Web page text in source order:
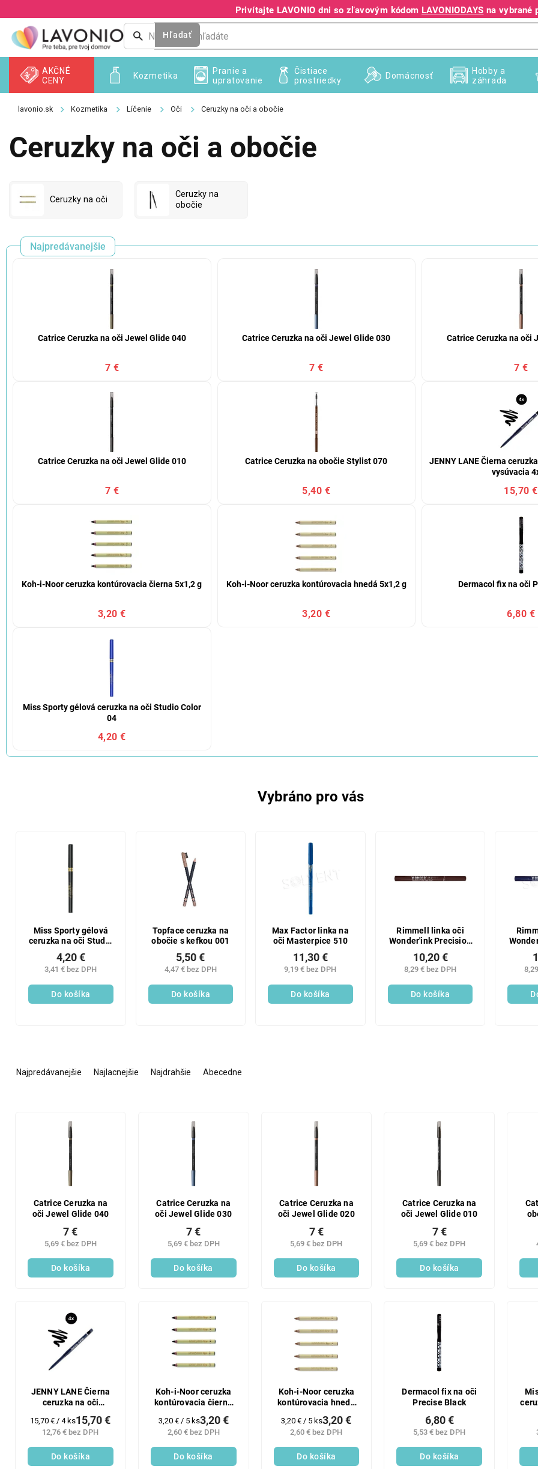
na
obsah
Privítajte LAVONIO dni so zľavovým kódom LAVONIODAYS na vybrané
+421 940 995 209
Hľadať
Kozmetika
AKČNÉ
CENY
Pranie a
upratovanie
Čistiace
prostriedky
Domácnosť
Hobby a
záhrada
Kozmetika Líčenie Oči Ceruzky na oči a obočie
Ceruzky na oči a obočie
Ceruzky na oči
Ceruzky na
obočie
Najpredávanejšie
Catrice Ceruzka na oči Jewel Glide 040
7 €
Catrice Ceruzka na oči Jewel Glide 030
7 €
Catrice Ceruzka na oči
7 €
Catrice Ceruzka na oči Jewel Glide 010
7 €
Catrice Ceruzka na obočie Stylist 070
5,40 €
JENNY LANE Čierna
vysúvacia
15,70 €
Koh-i-Noor ceruzka kontúrovacia čierna 5x1,2 g
3,20 €
Koh-i-Noor ceruzka kontúrovacia hnedá 5x1,2 g
3,20 €
Dermacol fix na oči
6,80 €
Miss Sporty gélová ceruzka na oči Studio Color
04
4,20 €
Vybráno pro vás
Miss Sporty gélová
ceruzka na oči Studio
Color 01
3,41 € bez DPH
4,20 €
Do košíka
Topface ceruzka na
obočie s kefkou 001
4,47 € bez DPH
5,50 €
Do košíka
Max Factor linka na
oči Masterpice 510
9,19 € bez DPH
11,30 €
Do košíka
Rimmell linka oči
Wonder'ink Precision
002
8,29 € bez DPH
10,20 €
Do košíka
Najpredávanejšie Najlacnejšie Najdrahšie Abecedne
Catrice Ceruzka na
oči Jewel Glide 040
5,69 € bez DPH
7 €
Do košíka
Catrice Ceruzka na
oči Jewel Glide 030
5,69 € bez DPH
7 €
Do košíka
Catrice Ceruzka na
oči Jewel Glide 020
5,69 € bez DPH
7 €
Do košíka
Catrice Ceruzka na
oči Jewel Glide 010
5,69 € bez DPH
7 €
Do košíka
JENNY LANE Čierna
ceruzka na oči
vysúvacia 4x2g
12,76 € bez DPH
15,70 €
Jednotková
cena:
15,70 € / 4 ks
Do košíka
Koh-i-Noor ceruzka
kontúrovacia čierna
2,60 € bez DPH
3,20 €
Jednotková
cena:
3,20 € / 5 ks
Do košíka
Koh-i-Noor ceruzka
kontúrovacia hnedá
2,60 € bez DPH
3,20 €
Jednotková
cena:
3,20 € / 5 ks
Do košíka
Dermacol fix na oči
Precise Black
5,53 € bez DPH
6,80 €
Do košíka